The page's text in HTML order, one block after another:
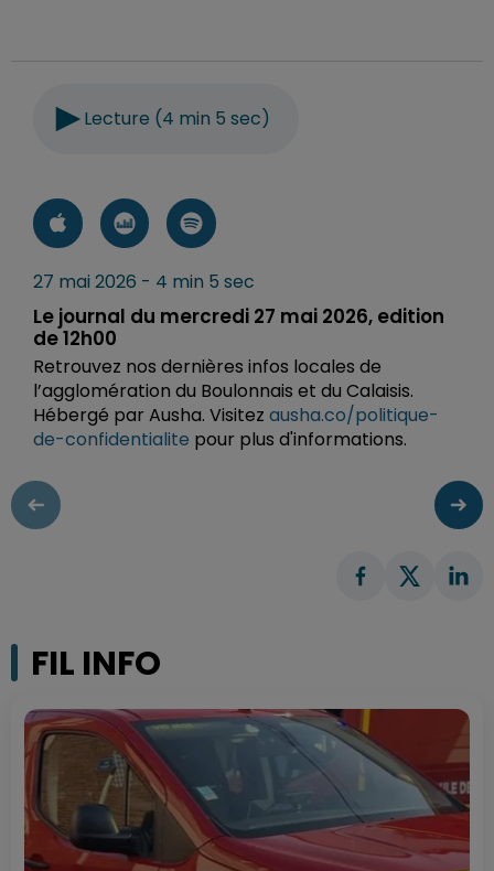
Lecture (4 min 5 sec)
27 mai 2026 - 4 min 5 sec
Le journal du mercredi 27 mai 2026, edition
de 12h00
Retrouvez nos dernières infos locales de
l’agglomération du Boulonnais et du Calaisis.
Hébergé par Ausha. Visitez ausha.co/politique-
de-confidentialite pour plus d'informations.
FIL INFO